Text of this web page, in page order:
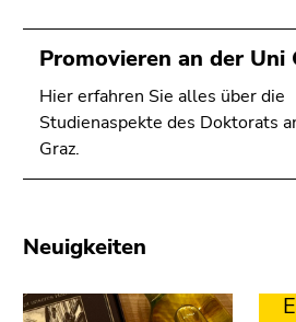
Positionsanzeige
(Zugriffstaste
2)
Zur
Zur
(Zugriffstaste
Promovieren an der Uni
Hier erfahren Sie alles über die
Studienaspekte des Doktorats
Graz.
Neuigkeiten